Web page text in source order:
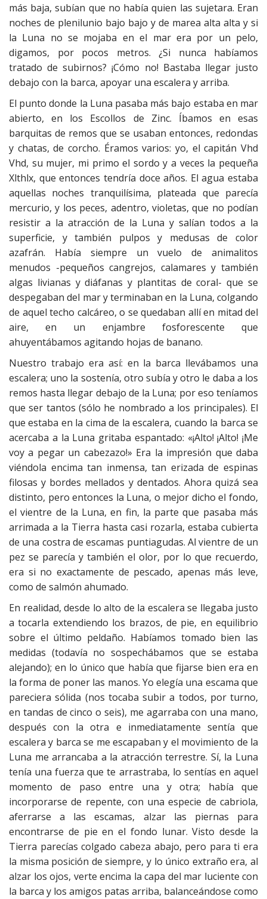
más baja, subían que no había quien las sujetara. Eran
noches de plenilunio bajo bajo y de marea alta alta y si
la Luna no se mojaba en el mar era por un pelo,
digamos, por pocos metros. ¿Si nunca habíamos
tratado de subirnos? ¡Cómo no! Bastaba llegar justo
debajo con la barca, apoyar una escalera y arriba.
El punto donde la Luna pasaba más bajo estaba en mar
abierto, en los Escollos de Zinc. Íbamos en esas
barquitas de remos que se usaban entonces, redondas
y chatas, de corcho. Éramos varios: yo, el capitán Vhd
Vhd, su mujer, mi primo el sordo y a veces la pequeña
Xlthlx, que entonces tendría doce años. El agua estaba
aquellas noches tranquilísima, plateada que parecía
mercurio, y los peces, adentro, violetas, que no podían
resistir a la atracción de la Luna y salían todos a la
superficie, y también pulpos y medusas de color
azafrán. Había siempre un vuelo de animalitos
menudos -pequeños cangrejos, calamares y también
algas livianas y diáfanas y plantitas de coral- que se
despegaban del mar y terminaban en la Luna, colgando
de aquel techo calcáreo, o se quedaban allí en mitad del
aire, en un enjambre fosforescente que
ahuyentábamos agitando hojas de banano.
Nuestro trabajo era así: en la barca llevábamos una
escalera; uno la sostenía, otro subía y otro le daba a los
remos hasta llegar debajo de la Luna; por eso teníamos
que ser tantos (sólo he nombrado a los principales). El
que estaba en la cima de la escalera, cuando la barca se
acercaba a la Luna gritaba espantado: «¡Alto! ¡Alto! ¡Me
voy a pegar un cabezazo!» Era la impresión que daba
viéndola encima tan inmensa, tan erizada de espinas
filosas y bordes mellados y dentados. Ahora quizá sea
distinto, pero entonces la Luna, o mejor dicho el fondo,
el vientre de la Luna, en fin, la parte que pasaba más
arrimada a la Tierra hasta casi rozarla, estaba cubierta
de una costra de escamas puntiagudas. Al vientre de un
pez se parecía y también el olor, por lo que recuerdo,
era si no exactamente de pescado, apenas más leve,
como de salmón ahumado.
En realidad, desde lo alto de la escalera se llegaba justo
a tocarla extendiendo los brazos, de pie, en equilibrio
sobre el último peldaño. Habíamos tomado bien las
medidas (todavía no sospechábamos que se estaba
alejando); en lo único que había que fijarse bien era en
la forma de poner las manos. Yo elegía una escama que
pareciera sólida (nos tocaba subir a todos, por turno,
en tandas de cinco o seis), me agarraba con una mano,
después con la otra e inmediatamente sentía que
escalera y barca se me escapaban y el movimiento de la
Luna me arrancaba a la atracción terrestre. Sí, la Luna
tenía una fuerza que te arrastraba, lo sentías en aquel
momento de paso entre una y otra; había que
incorporarse de repente, con una especie de cabriola,
aferrarse a las escamas, alzar las piernas para
encontrarse de pie en el fondo lunar. Visto desde la
Tierra parecías colgado cabeza abajo, pero para ti era
la misma posición de siempre, y lo único extraño era, al
alzar los ojos, verte encima la capa del mar luciente con
la barca y los amigos patas arriba, balanceándose como